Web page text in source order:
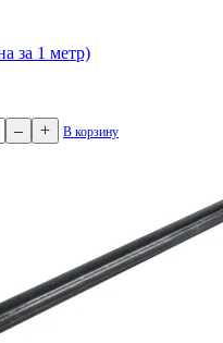
за 1 метр)
– + В корзину